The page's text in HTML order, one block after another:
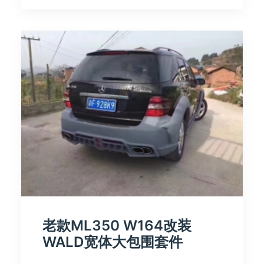
老款ML350 W164改装
WALD宽体大包围套件